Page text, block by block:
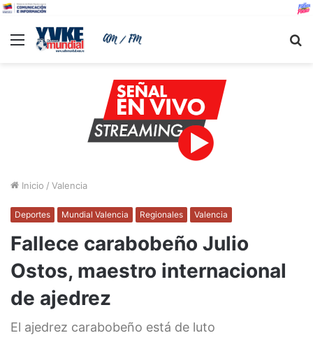
Menu
Inicio / Valencia
Deportes Mundial Valencia Regionales Valencia
Fallece carabobeño Julio
Ostos, maestro internacional
de ajedrez
El ajedrez carabobeño está de luto